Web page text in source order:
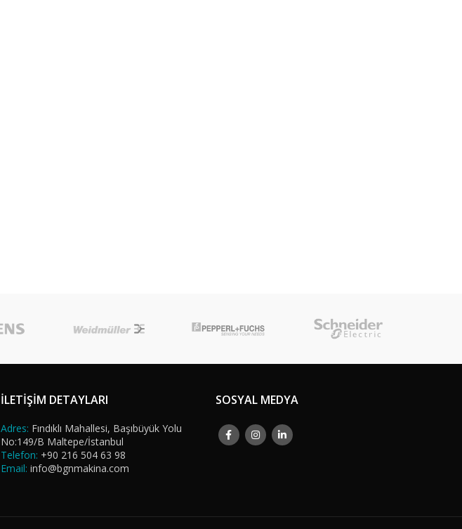
İLETİŞİM DETAYLARI
Adres: Fındıklı Mahallesi, Başıbüyük Yolu
No:149/B Maltepe/İstanbul
Telefon: +90 216 504 63 98
Email: info@bgnmakina.com
SOSYAL MEDYA